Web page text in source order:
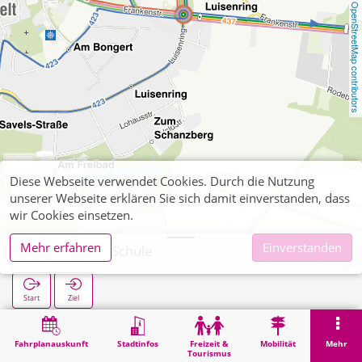
OpenStreetMap contributors
Fahrplanauskunft Stadtinfos
Freizeit &
Tourismus
Mobilität Mehr
Jakob-Muth-Schule
Start Ziel
Suche
Diese Webseite verwendet Cookies. Durch die Nutzung
unserer Webseite erklären Sie sich damit einverstanden, dass
wir Cookies einsetzen.
Mehr erfahren
Einverstanden